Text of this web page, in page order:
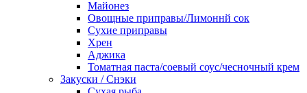
Майонез
Овощные приправы/Лимоннй сок
Сухие приправы
Хрен
Аджика
Томатная паста/соевый соус/чесночный крем
Закуски / Снэки